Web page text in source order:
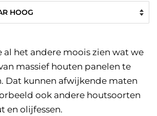
al het andere moois zien wat we
massief houten panelen te
Dat kunnen afwijkende maten
ook andere houtsoorten
en olijfessen.